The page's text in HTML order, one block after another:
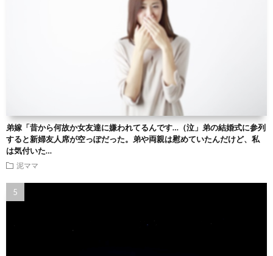
弟嫁「昔から何故か女友達に嫌われてるんです…（泣」弟の結婚式に参列
すると新婦友人席が空っぽだった。弟や両親は慰めていたんだけど、私
は気付いた…
泥ママ